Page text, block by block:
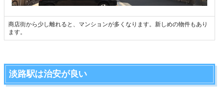
商店街から少し離れると、マンションが多くなります。新しめの物件もあり
ます。
淡路駅は治安が良い